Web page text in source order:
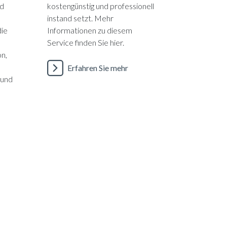
kostengünstig und professionell
instand setzt. Mehr
Informationen zu diesem
Service finden Sie hier.
Erfahren Sie mehr